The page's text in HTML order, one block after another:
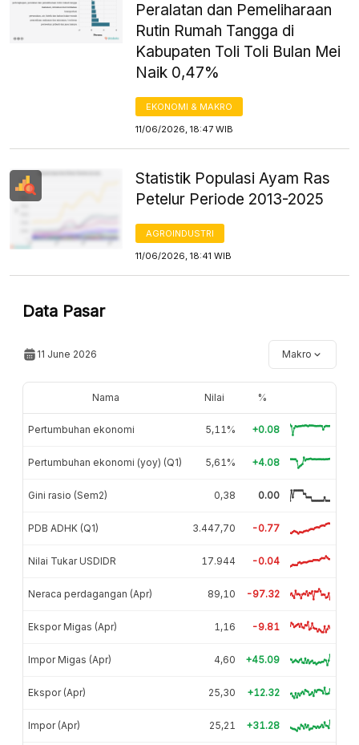
Peralatan dan Pemeliharaan
Rutin Rumah Tangga di
Kabupaten Toli Toli Bulan Mei
Naik 0,47%
EKONOMI & MAKRO
11/06/2026, 18:47 WIB
Statistik Populasi Ayam Ras
Petelur Periode 2013-2025
AGROINDUSTRI
11/06/2026, 18:41 WIB
Data Pasar
11 June 2026 Makro
Nama Nilai %
Pertumbuhan ekonomi 5,11% +0.08
Pertumbuhan ekonomi (yoy) (Q1) 5,61% +4.08
Gini rasio (Sem2) 0,38 0.00
PDB ADHK (Q1) 3.447,70 -0.77
Nilai Tukar USDIDR 17.944 -0.04
Neraca perdagangan (Apr) 89,10 -97.32
Ekspor Migas (Apr) 1,16 -9.81
Impor Migas (Apr) 4,60 +45.09
Ekspor (Apr) 25,30 +12.32
Impor (Apr) 25,21 +31.28